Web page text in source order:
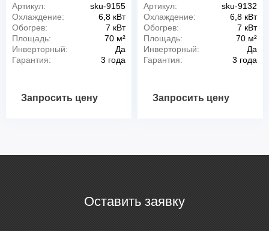
Артикул:
sku-9155
Охлаждение:
6,8 кВт
Обогрев:
7 кВт
Площадь:
70 м²
Инверторный:
Да
Гарантия:
3 года
Запросить цену
Артикул:
sku-9132
Охлаждение:
6,8 кВт
Обогрев:
7 кВт
Площадь:
70 м²
Инверторный:
Да
Гарантия:
3 года
Запросить цену
Оставить заявку